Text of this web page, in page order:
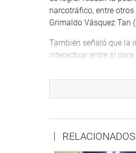
narcotráfico, entre
Grimaldo Vásquez Tan
También señaló que la
interactuar entre sí
DISTRITO DE PENACHI
RELACIONADOS